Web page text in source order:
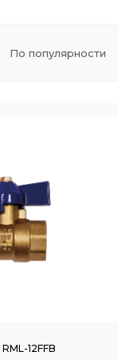
По популярности
RML-12FFB